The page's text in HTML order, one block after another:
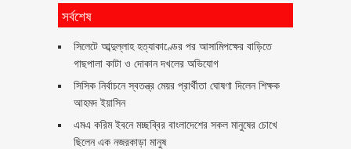
সর্বশেষ
সিলেটে আব্দুল্লাহ হত্যাকাণ্ডের পর আসামিপক্ষের বাড়িতে
গাছপালা কাটা ও দোকান দখলের অভিযোগ
সিসিক নির্বাচনে স্বতন্ত্র মেয়র প্রার্থীতা ঘোষণা দিলেন শিক্ষক
আহমদ ইয়াসিন
এমএ করিম ইবনে মচ্ছব্বির বাংলাদেশের সকল মানুষের চোখে
ছিলেন এক নজরকাড়া মানুষ ‎